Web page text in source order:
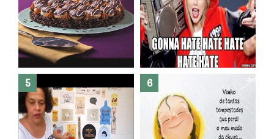
Banheiro novo por menos de
R$300,00 ?? E sem quebra
quebra ??( Editado)
Posso congelar bolo ??